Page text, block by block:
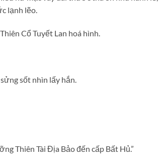
lạnh lẽo.
Cổ Tuyết Lan hoá hình.
sốt nhìn lấy hắn.
Thiên Tài Địa Bảo đến cấp Bất Hủ.”